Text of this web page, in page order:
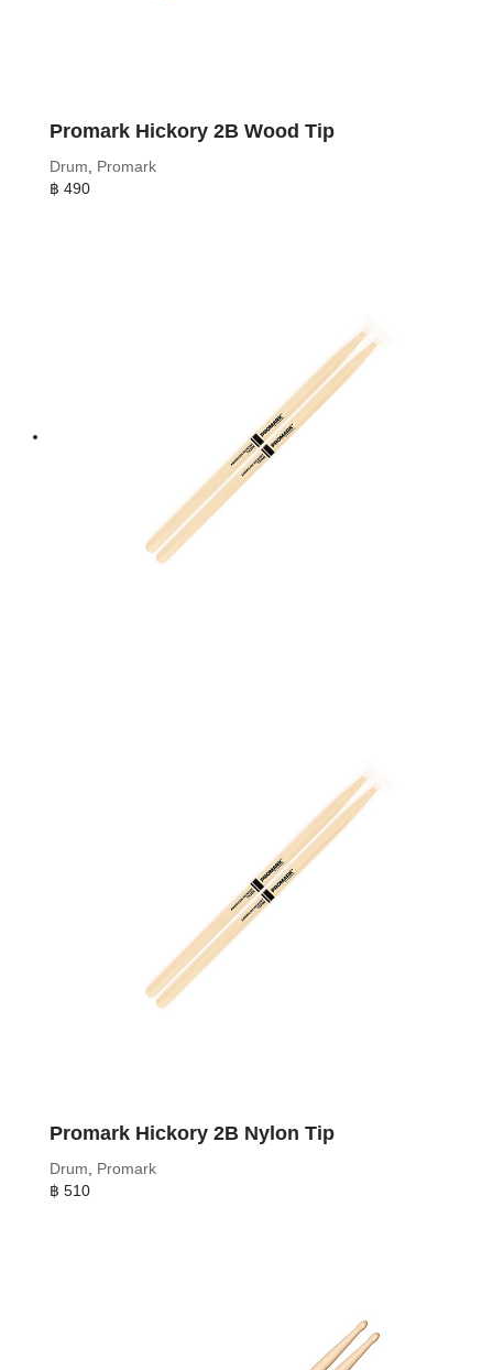
Promark Hickory 2B Wood Tip
Drum, Promark
฿ 490
Promark Hickory 2B Nylon Tip
Drum, Promark
฿ 510